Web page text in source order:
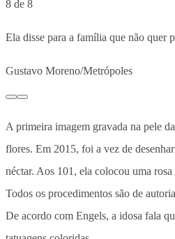
8 de 8
Ela disse para a família que não quer
Gustavo Moreno/Metrópoles
A primeira imagem gravada na pele
flores. Em 2015, foi a vez de
néctar. Aos 101, ela colocou uma
Todos os procedimentos são de
De acordo com Engels, a idosa fala